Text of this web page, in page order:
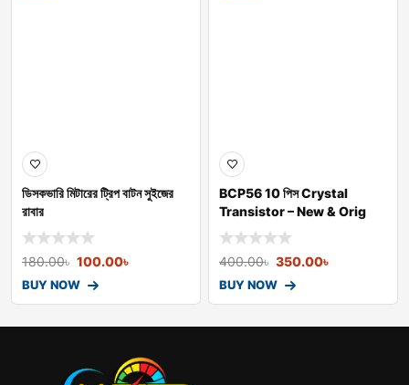
ডিসকভারি মিটারের ট্রিপ বাটন সুইজের
রাবার
180.00৳ 100.00৳
BUY NOW
BCP56 10 পিস Crystal
Transistor – New & Orig
400.00৳ 350.00৳
BUY NOW